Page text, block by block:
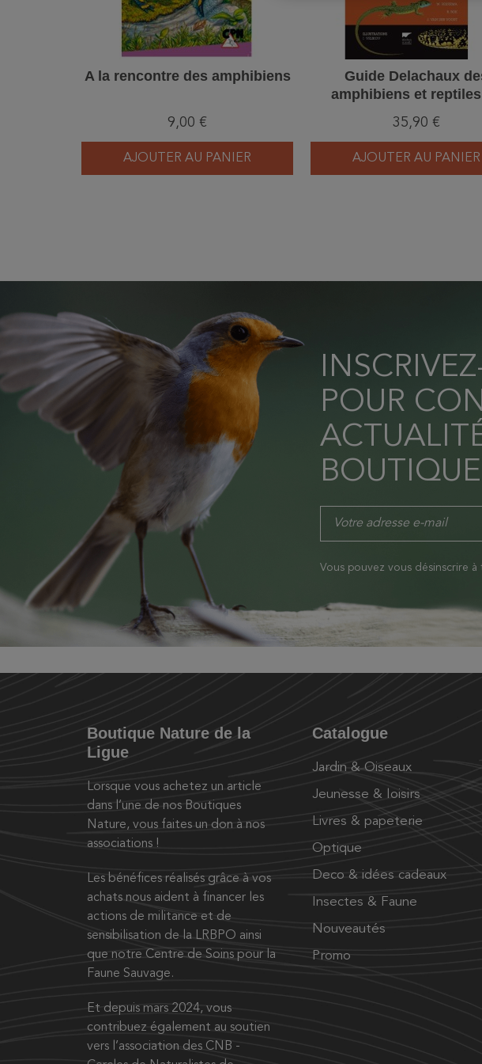
A la rencontre des amphibiens
9,00 €
AJOUTER AU PANIER
Guide Delachaux
amphibiens et
35,90 €
AJOUTER AU PANIER
POUR
Vous pouvez vous désinscrire à
Boutique Nature de la
Ligue
Lorsque vous achetez un article
dans l’une de nos Boutiques
Nature, vous faites un don à nos
associations !
Les bénéfices réalisés grâce à vos
achats nous aident à financer les
actions de militance et de
sensibilisation de la LRBPO ainsi
que notre Centre de Soins pour la
Faune Sauvage.
Et depuis mars 2024, vous
contribuez également au soutien
vers l’association des CNB -
Catalogue
Jardin & Oiseaux
Jeunesse & loisirs
Livres & papeterie
Optique
Deco & idées cadeaux
Insectes & Faune
Nouveautés
Promo